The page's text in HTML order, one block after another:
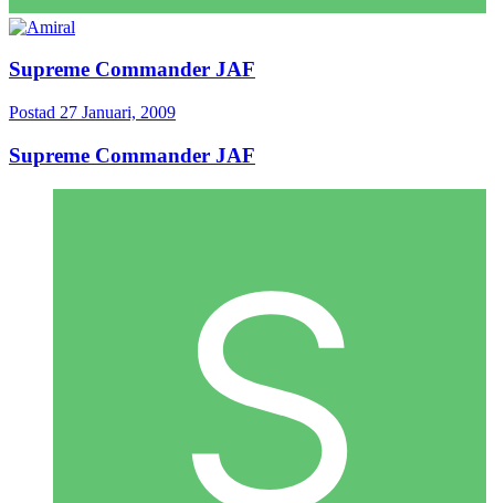
Supreme Commander JAF
Postad 27 Januari, 2009
Supreme Commander JAF